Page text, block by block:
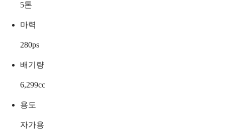
5톤
마력
280ps
배기량
6,299cc
용도
자가용